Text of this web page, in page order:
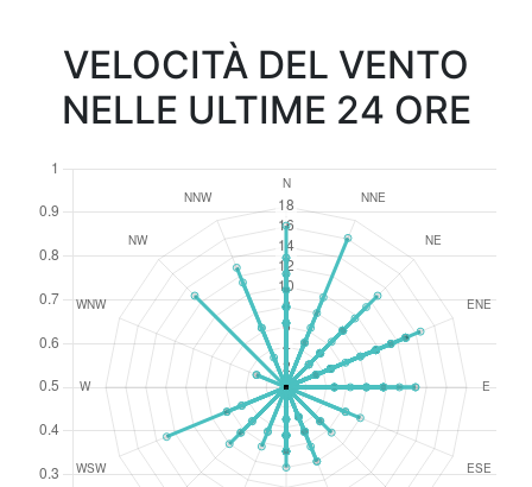
VELOCITÀ DEL VENTO
NELLE ULTIME 24 ORE